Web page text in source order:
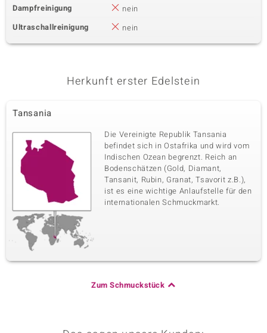
Dampfreinigung
nein
Ultraschallreinigung
nein
Herkunft erster Edelstein
Tansania
Die Vereinigte Republik Tansania
befindet sich in Ostafrika und wird vom
Indischen Ozean begrenzt. Reich an
Bodenschätzen (Gold, Diamant,
Tansanit, Rubin, Granat, Tsavorit z.B.),
ist es eine wichtige Anlaufstelle für den
internationalen Schmuckmarkt.
Zum Schmuckstück